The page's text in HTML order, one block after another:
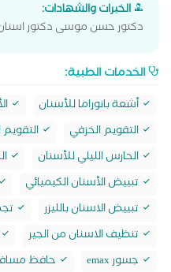
الخبرات والشهادات:
دكتور حسن موسى دكتور
الخدمات الطبية:
أشعة بانوراما للأسنان
التقويم الخزفي
الحارس الليلي للأسنان
تبييض الأسنان الكيميائي
تبييض الاسنان بالليزر
تنظيف الاسنان من الجير
جسور emax
حافظ